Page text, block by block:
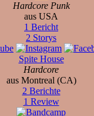
Hardcore Punk
aus USA
1 Bericht
2 Storys
Spite House
Hardcore
aus Montreal (CA)
2 Berichte
1 Review